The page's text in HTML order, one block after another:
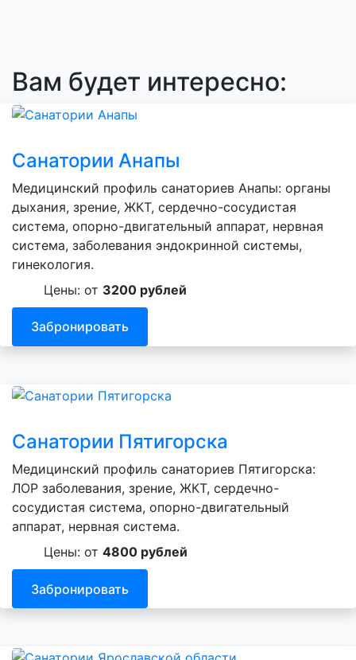
Вам будет интересно:
Санатории Анапы
Медицинский профиль санаториев Анапы: органы
дыхания, зрение, ЖКТ, сердечно-сосудистая
система, опорно-двигательный аппарат, нервная
система, заболевания эндокринной системы,
гинекология.
Цены: от 3200 рублей
Забронировать
Санатории Пятигорска
Медицинский профиль санаториев Пятигорска:
ЛОР заболевания, зрение, ЖКТ, сердечно-
сосудистая система, опорно-двигательный
аппарат, нервная система.
Цены: от 4800 рублей
Забронировать